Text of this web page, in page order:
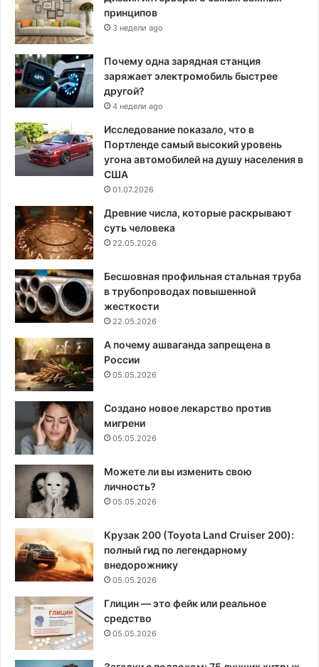
принципов
3 недели ago
Почему одна зарядная станция
заряжает электромобиль быстрее
другой?
4 недели ago
Исследование показало, что в
Портленде самый высокий уровень
угона автомобилей на душу населения в
США
01.07.2026
Древние числа, которые раскрывают
суть человека
22.05.2026
Бесшовная профильная стальная труба
в трубопроводах повышенной
жесткости
22.05.2026
А почему ашваганда запрещена в
России
05.05.2026
Создано новое лекарство против
мигрени
05.05.2026
Можете ли вы изменить свою
личность?
05.05.2026
Крузак 200 (Toyota Land Cruiser 200):
полный гид по легендарному
внедорожнику
05.05.2026
Глицин — это фейк или реальное
средство
05.05.2026